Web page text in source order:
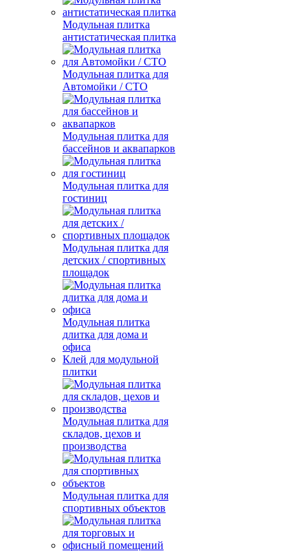
Модульная плитка
антистатическая плитка
Модульная плитка для
Автомойки / СТО
Модульная плитка для
бассейнов и аквапарков
Модульная плитка для
гостиниц
Модульная плитка для
детских / спортивных
площадок
Модульная плитка
длитка для дома и
офиса
Клей для модульной
плитки
Модульная плитка для
складов, цехов и
производства
Модульная плитка для
спортивных объектов